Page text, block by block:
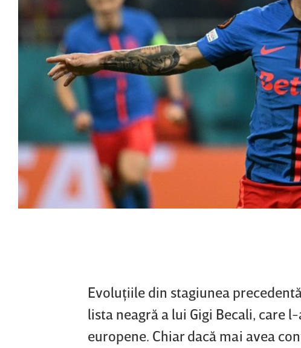
Evoluţiile din stagiunea
lista neagră a lui Gigi Becali, care
europene. Chiar dacă mai avea